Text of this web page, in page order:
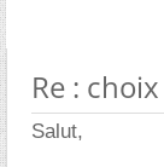
Re :
Salut,